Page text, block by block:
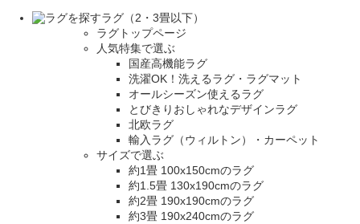
ラグ（2・3畳以下）
ラグトップページ
人気特集で選ぶ
国産高機能ラグ
洗濯OK！洗えるラグ・ラグマット
オールシーズン使えるラグ
とびきりおしゃれなデザインラグ
北欧ラグ
輸入ラグ（ウィルトン）・カーペット
サイズで選ぶ
約1畳 100x150cmのラグ
約1.5畳 130x190cmのラグ
約2畳 190x190cmのラグ
約3畳 190x240cmのラグ